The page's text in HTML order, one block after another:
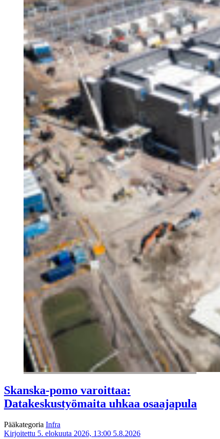
Skanska-pomo varoittaa:
Datakeskustyömaita uhkaa osaajapula
Pääkategoria Infra
Kirjoitettu 5. elokuuta 2026, 13:00 5.8.2026